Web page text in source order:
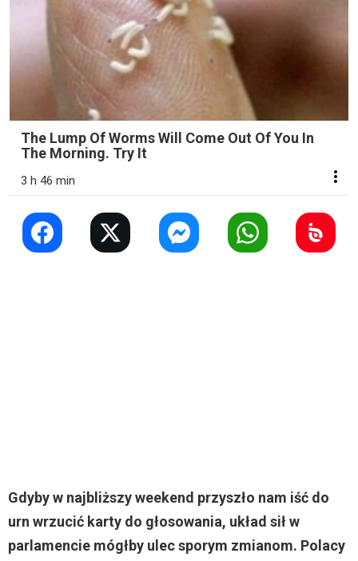
The Lump Of Worms Will Come Out Of You In
The Morning. Try It
3 h 46 min
Gdyby w najbliższy weekend przyszło nam iść do
urn wrzucić karty do głosowania, układ sił w
parlamencie mógłby ulec sporym zmianom. Polacy